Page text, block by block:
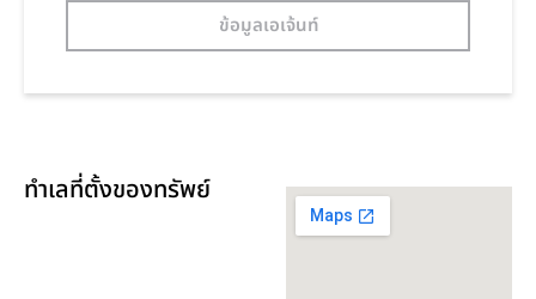
ข้อมูลเอเจ้นท์
ทำเลที่ตั้งของทรัพย์